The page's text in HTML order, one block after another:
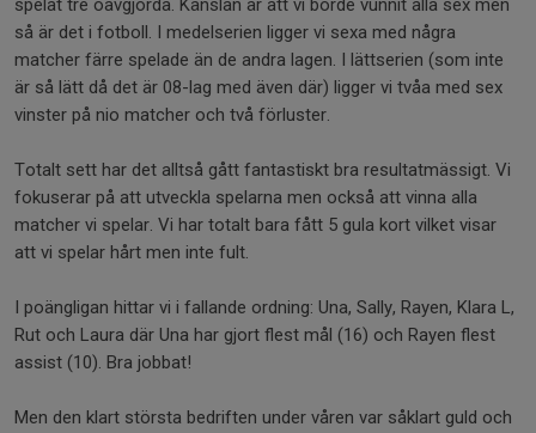
spelat tre oavgjorda. Känslan är att vi borde vunnit alla sex men
så är det i fotboll. I medelserien ligger vi sexa med några
matcher färre spelade än de andra lagen. I lättserien (som inte
är så lätt då det är 08-lag med även där) ligger vi tvåa med sex
vinster på nio matcher och två förluster.
Totalt sett har det alltså gått fantastiskt bra resultatmässigt. Vi
fokuserar på att utveckla spelarna men också att vinna alla
matcher vi spelar. Vi har totalt bara fått 5 gula kort vilket visar
att vi spelar hårt men inte fult.
I poängligan hittar vi i fallande ordning: Una, Sally, Rayen, Klara L,
Rut och Laura där Una har gjort flest mål (16) och Rayen flest
assist (10). Bra jobbat!
Men den klart största bedriften under våren var såklart guld och